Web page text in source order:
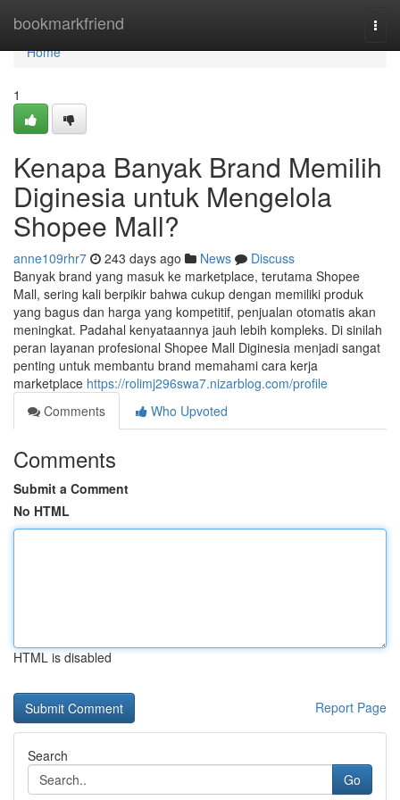
bookmarkfriend
Home
Home
1
Kenapa Banyak Brand Memilih
Diginesia untuk Mengelola
Shopee Mall?
anne109rhr7 243 days ago News
Discuss
Banyak brand yang masuk ke marketplace, terutama Shopee
Mall, sering kali berpikir bahwa cukup dengan memiliki produk
yang bagus dan harga yang kompetitif, penjualan otomatis akan
meningkat. Padahal kenyataannya jauh lebih kompleks. Di sinilah
peran layanan profesional Shopee Mall Diginesia menjadi sangat
penting untuk membantu brand memahami cara kerja
marketplace https://rolimj296swa7.nizarblog.com/profile
Comments
Who Upvoted
Comments
Submit a Comment
No HTML
HTML is disabled
Report Page
Search
Go